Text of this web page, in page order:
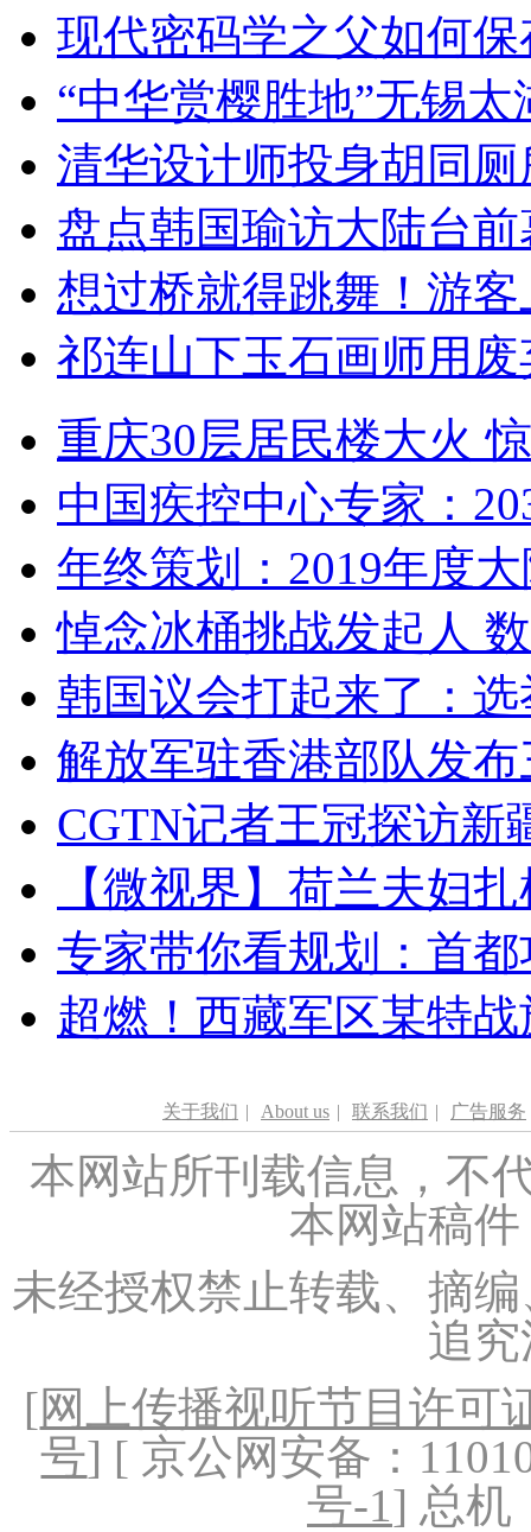
现代密码学之父如何
“中华赏樱胜地”无锡
清华设计师投身胡同
盘点韩国瑜访大陆台
想过桥就得跳舞！游客
祁连山下玉石画师用
重庆30层居民楼大火
中国疾控中心专家：
年终策划：2019年度
悼念冰桶挑战发起人
韩国议会打起来了：
解放军驻香港部队发
CGTN记者王冠探访新
【微视界】荷兰夫妇
专家带你看规划：首
超燃！西藏军区某特
关于我们 | About us | 联系我们 | 广告服务
本网站所刊载信息，不
本网站稿
未经授权禁止转载、摘
追
[网上传播视听节目许可
号] [ 京公网安备：
号-1] 总机